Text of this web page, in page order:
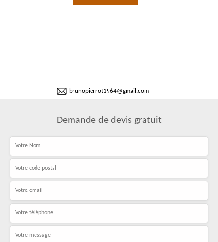
brunopierrot1964@gmail.com
Demande de devis gratuit